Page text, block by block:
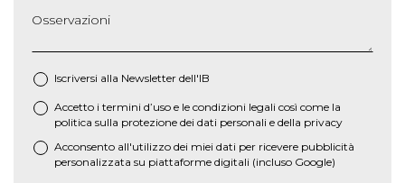
Osservazioni
Iscriversi alla Newsletter dell'IB
* Accetto i termini d’uso e le condizioni legali così come la
politica sulla protezione dei dati personali e della privacy
Acconsento all'utilizzo dei miei dati per ricevere pubblicità
personalizzata su piattaforme digitali (incluso Google)